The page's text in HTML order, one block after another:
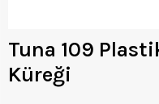
Tuna 109
Küreği